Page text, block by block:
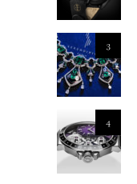
3
4